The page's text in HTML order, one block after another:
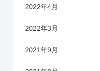
2022年4月
2022年3月
2021年9月